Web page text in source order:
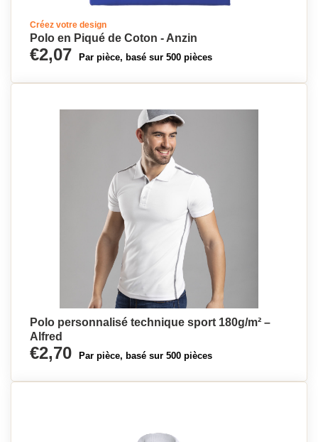
Créez votre design
Polo en Piqué de Coton - Anzin
€2,07 Par pièce, basé sur 500 pièces
Polo personnalisé technique sport 180g/m² –
Alfred
€2,70 Par pièce, basé sur 500 pièces